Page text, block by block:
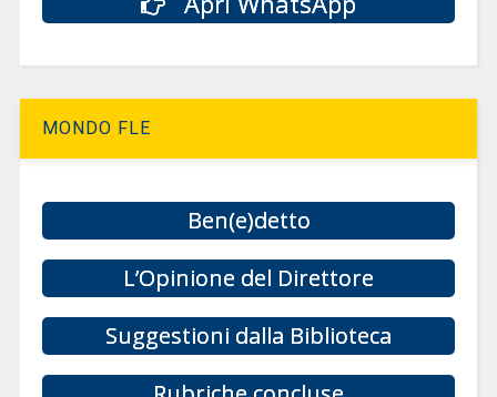
MONDO FLE
Ben(e)detto
L’Opinione del Direttore
Suggestioni dalla Biblioteca